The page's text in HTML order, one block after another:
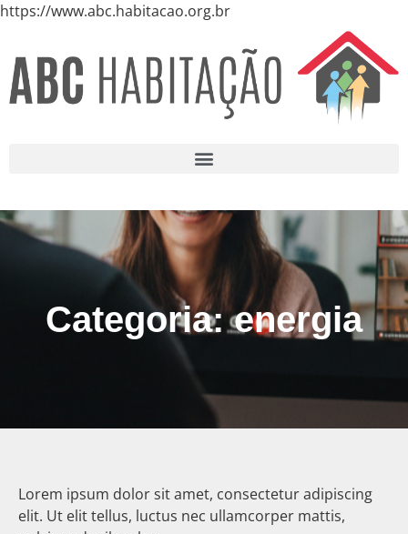
https://www.abc.habitacao.org.br
Categoria: energia
Lorem ipsum dolor sit amet, consectetur adipiscing
elit. Ut elit tellus, luctus nec ullamcorper mattis,